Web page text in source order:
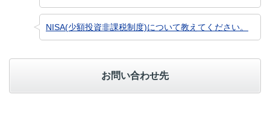
NISA(少額投資非課税制度)について教えてください。
お問い合わせ先